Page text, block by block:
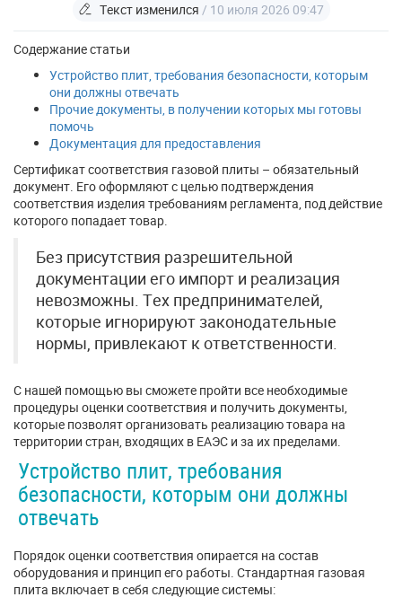
Текст изменился / 10 июля 2026 09:47
Содержание статьи
Устройство плит, требования безопасности, которым
они должны отвечать
Прочие документы, в получении которых мы готовы
помочь
Документация для предоставления
Сертификат соответствия газовой плиты – обязательный
документ. Его оформляют с целью подтверждения
соответствия изделия требованиям регламента, под действие
которого попадает товар.
Без присутствия разрешительной
документации его импорт и реализация
невозможны. Тех предпринимателей,
которые игнорируют законодательные
нормы, привлекают к ответственности.
С нашей помощью вы сможете пройти все необходимые
процедуры оценки соответствия и получить документы,
которые позволят организовать реализацию товара на
территории стран, входящих в ЕАЭС и за их пределами.
Устройство плит, требования
безопасности, которым они должны
отвечать
Порядок оценки соответствия опирается на состав
оборудования и принцип его работы. Стандартная газовая
плита включает в себя следующие системы: